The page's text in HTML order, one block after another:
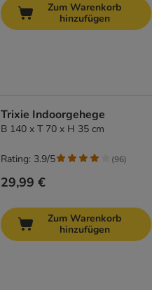
Zum Warenkorb
hinzufügen
Trixie Indoorgehege
B 140 x T 70 x H 35 cm
29,99 €
Rating: 3.9/5 (96)
Zum Warenkorb
hinzufügen